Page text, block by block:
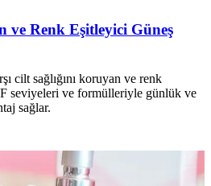
ve Renk Eşitleyici Güneş
cilt sağlığını koruyan ve renk
seviyeleri ve formülleriyle günlük ve
sağlar.